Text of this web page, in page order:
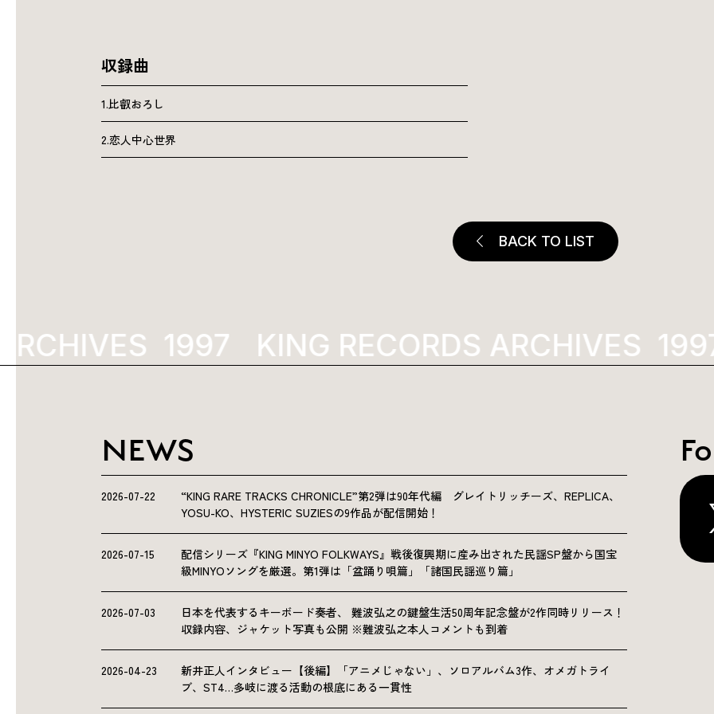
収録曲
1.比叡おろし
2.恋人中心世界
BACK TO LIST
1997 KING RECORDS ARCHIVES 1997
NEWS
2026-07-22
“KING RARE TRACKS CHRONICLE”第2弾は90年代編 グレイトリッチーズ、REPLICA、
YOSU-KO、HYSTERIC SUZIESの9作品が配信開始！
2026-07-15
配信シリーズ『KING MINYO FOLKWAYS』戦後復興期に産み出された民謡SP盤から国宝
級MINYOソングを厳選。第1弾は「盆踊り唄篇」「諸国民謡巡り篇」
2026-07-03
日本を代表するキーボード奏者、 難波弘之の鍵盤生活50周年記念盤が2作同時リリース！
収録内容、ジャケット写真も公開 ※難波弘之本人コメントも到着
2026-04-23
新井正人インタビュー【後編】「アニメじゃない」、ソロアルバム3作、オメガトライ
ブ、ST4…多岐に渡る活動の根底にある一貫性